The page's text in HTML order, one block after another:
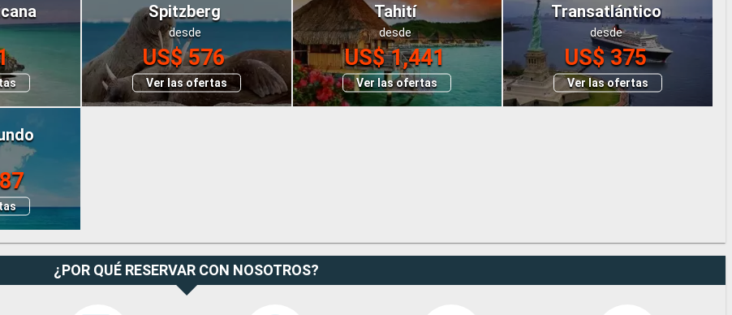
Spitzberg
desde
US$ 576
Ver las ofertas
Tahití
desde
US$ 1,441
Ver las ofertas
Transatlántico
desde
US$ 375
Ver las ofertas
¿POR QUÉ RESERVAR CON NOSOTROS?